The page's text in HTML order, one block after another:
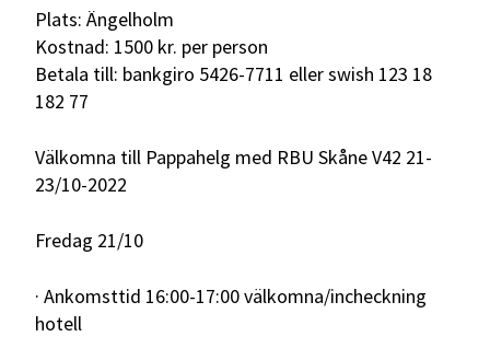
Plats: Ängelholm
Kostnad: 1500 kr. per person
Betala till: bankgiro 5426-7711 eller swish 123 18
182 77
Välkomna till Pappahelg med RBU Skåne V42 21-
23/10-2022
Fredag 21/10
· Ankomsttid 16:00-17:00 välkomna/incheckning
hotell